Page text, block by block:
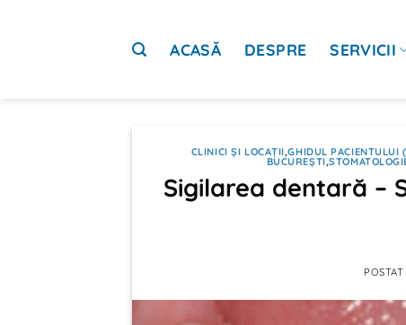
ACASĂ DESPRE SERVICII
CLINICI ȘI LOCAȚII,GHIDUL PACIENTULUI
BUCUREȘTI,
Sigilarea dentară –
POSTAT